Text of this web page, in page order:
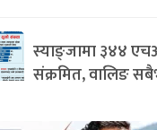
स्याङ्जामा ३४४
संक्रमित, वालिङ